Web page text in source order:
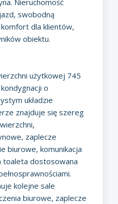
Nieruchomość
swobodną
dla klientów,
obiektu.
użytkowej 745
o
układzie
znajduje się szereg
zaplecze
biurowe, komunikacja
dostosowana
kolejne sale
biurowe, zaplecze